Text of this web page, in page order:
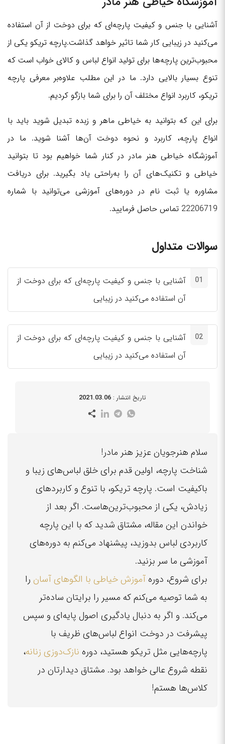
آشنایی با جنس و کیفیت پارچه‌ای که برای دوخت از آن استفاده
می‌کنید در زیبایی کار شما تاثیر خواهد گذاشت.پارچه تریکو یکی از
محبوب‌ترین پارچه‌ها برای تولید انواع لباس و کالای خواب است که
تنوع بسیار بالایی دارد. ما در این مطلب علاوه‌بر معرفی پارچه
تریکو، کاربرد انواع مختلف آن را برای شما بازگو کردیم.
برای این که بتوانید به خیاطی ماهر و زبده تبدیل شوید باید با
انواع پارچه، کاربرد و نحوه دوخت آن‌‌ها آشنا شوید. ما در
آموزشگاه خیاطی هنر مادر در کنار شما خواهیم بود تا بتوانید
خیاطی و تکنیک‌های آن را به‌راحتی یاد بگیرید. برای دریافت
مشاوره یا ثبت نام در دوره‌های آموزشی می‌توانید با شماره
22206719 تماس حاصل فرمایید.
سوالات متداول
01
آشنایی با جنس و کیفیت پارچه‌ای که برای دوخت از
آن استفاده می‌کنید در زیبایی
02
آشنایی با جنس و کیفیت پارچه‌ای که برای دوخت از
آن استفاده می‌کنید در زیبایی
تاریخ انتشار : 2021.03.06
سلام هنرجویان عزیز هنر مادر!
شناخت پارچه، اولین قدم برای خلق لباس‌های زیبا و
باکیفیت است. پارچه تریکو، با تنوع و کاربردهای
زیادش، یکی از محبوب‌ترین‌هاست. اگر بعد از
خواندن این مقاله، مشتاق شدید که با این پارچه
کاربردی لباس بدوزید، پیشنهاد می‌کنم به دوره‌های
آموزشی ما سر بزنید.
برای شروع، دورهآموزش خیاطی با الگوهای آسان را
به شما توصیه می‌کنم که مسیر را برایتان ساده‌تر
می‌کند. و اگر به دنبال یادگیری اصول پایه‌ای و سپس
پیشرفت در دوخت انواع لباس‌های ظریف با
پارچه‌هایی مثل تریکو هستید، دوره نازک‌دوزی زنانه،
نقطه شروع عالی خواهد بود. مشتاق دیدارتان در
کلاس‌ها هستم!